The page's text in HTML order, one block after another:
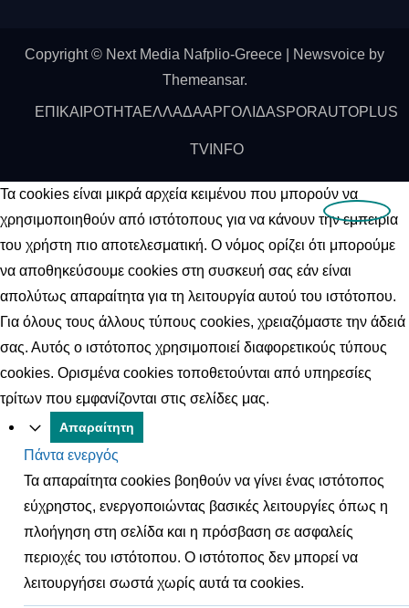
Copyright © Next Media Nafplio-Greece Newsvoice by
Themeansar.
ΕΠΙΚΑΙΡΟΤΗΤΑΕΛΛΑΔΑΑΡΓΟΛΙΔΑSPORAUTOPLUS
ΤVINFO
Τα cookies είναι μικρά αρχεία κειμένου που μπορούν να
χρησιμοποιηθούν από ιστότοπους για να κάνουν την εμπειρία
του χρήστη πιο αποτελεσματική. Ο νόμος ορίζει ότι μπορούμε
να αποθηκεύσουμε cookies στη συσκευή σας εάν είναι
απολύτως απαραίτητα για τη λειτουργία αυτού του ιστότοπου.
Για όλους τους άλλους τύπους cookies, χρειαζόμαστε την άδειά
σας. Αυτός ο ιστότοπος χρησιμοποιεί διαφορετικούς τύπους
cookies. Ορισμένα cookies τοποθετούνται από υπηρεσίες
τρίτων που εμφανίζονται στις σελίδες μας.
Απαραίτητη
Πάντα ενεργός
Τα απαραίτητα cookies βοηθούν να γίνει ένας ιστότοπος
εύχρηστος, ενεργοποιώντας βασικές λειτουργίες όπως η
πλοήγηση στη σελίδα και η πρόσβαση σε ασφαλείς
περιοχές του ιστότοπου. Ο ιστότοπος δεν μπορεί να
λειτουργήσει σωστά χωρίς αυτά τα cookies.